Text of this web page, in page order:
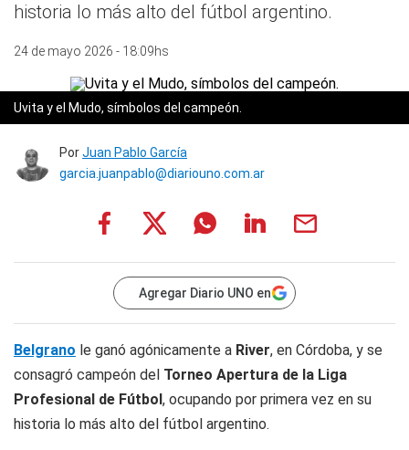
historia lo más alto del fútbol argentino.
24 de mayo 2026 - 18:09hs
Uvita y el Mudo, símbolos del campeón.
PorJuan Pablo García
garcia.juanpablo@diariouno.com.ar
Agregar Diario UNO en
Belgrano le ganó agónicamente a River, en Córdoba, y se
consagró campeón del Torneo Apertura de la Liga
Profesional de Fútbol, ocupando por primera vez en su
historia lo más alto del fútbol argentino.